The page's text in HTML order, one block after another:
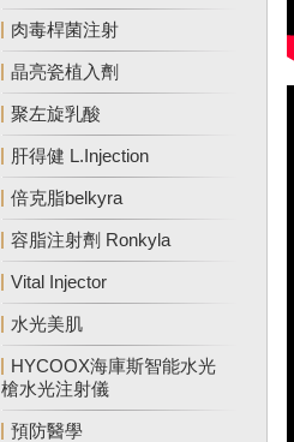
肉毒桿菌注射
晶亮瓷植入劑
聚左旋乳酸
肝得健 L.Injection
倍克脂belkyra
容脂注射劑 Ronkyla
Vital Injector
水光美肌
HYCOOX海庫斯智能水光
槍水光注射儀
預防醫學